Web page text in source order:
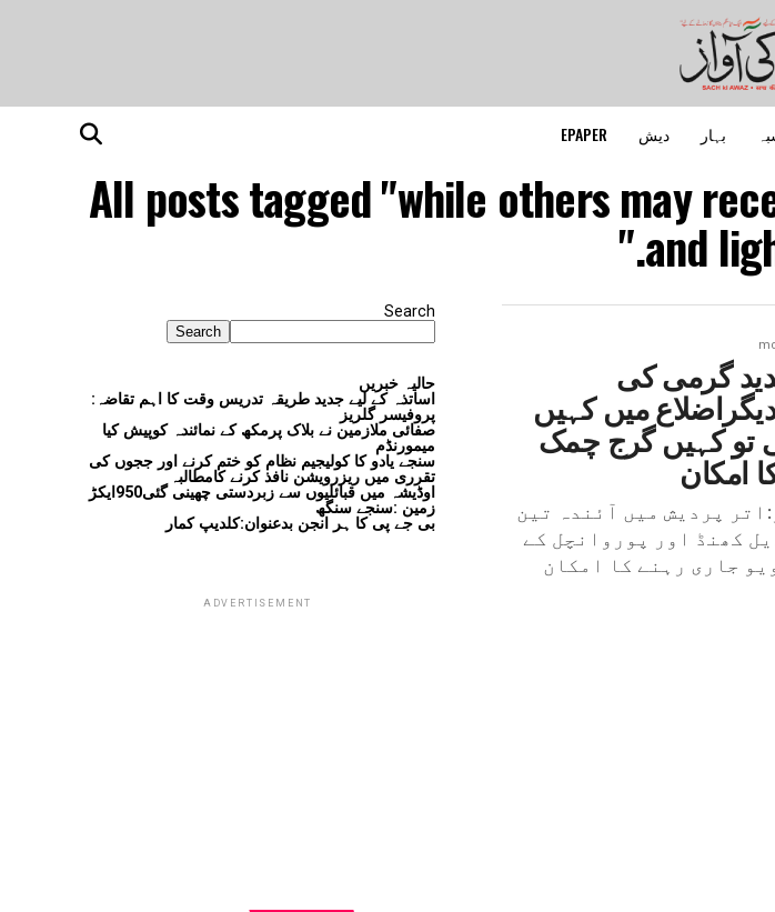
بہار دیش EPAPER
All posts tagged "while others may
and
گرمی کی
میں کہیں
کہیں گرج چمک
امکان
پردیش میں آئندہ تین
کھنڈ اور پوروانچل کے
جاری رہنے کا امکان
Search
Search
حالیہ خبریں
اساتذہ کے لیے جدید طریقہ تدریس وقت کا اہم تقاضہ:
پروفیسر گلریز
صفائی ملازمین نے بلاک پرمکھ کے نمائندہ کوپیش کیا
میمورنڈم
سنجے یادو کا کولیجیم نظام کو ختم کرنے اور ججوں کی
تقرری میں ریزرویشن نافذ کرنے کامطالبہ
اوڈیشہ میں قبائلیوں سے زبردستی چھینی گئی950ایکڑ
زمین :سنجے سنگھ
بی جے پی کا ہر انجن بدعنوان:کلدیپ کمار
ADVERTISEMENT